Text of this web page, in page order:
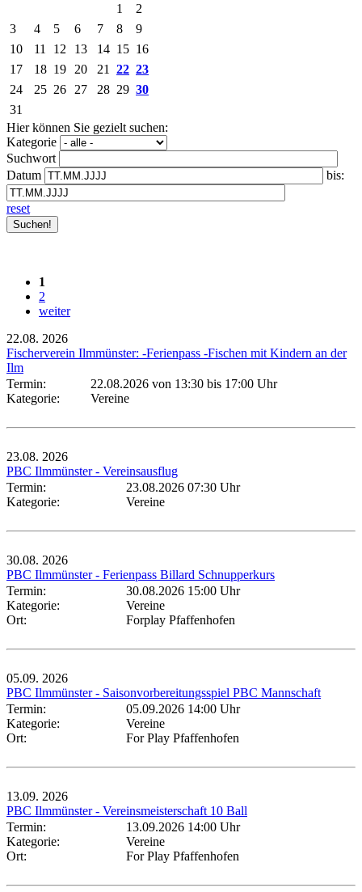
1
2
3
4 5 6 7 8
9
10
11 12 13 14 15 16
17
18 19 20 21 22 23
24
25 26 27 28 29 30
31
Hier können Sie gezielt suchen:
Kategorie
Suchwort
Datum
bis:
reset
1
2
weiter
22.08. 2026
Fischerverein Ilmmünster: -Ferienpass -Fischen mit Kindern an der
Ilm
Termin:
22.08.2026 von 13:30 bis 17:00 Uhr
Kategorie:
Vereine
23.08. 2026
PBC Ilmmünster - Vereinsausflug
Termin:
23.08.2026 07:30 Uhr
Kategorie:
Vereine
30.08. 2026
PBC Ilmmünster - Ferienpass Billard Schnupperkurs
Termin:
30.08.2026 15:00 Uhr
Kategorie:
Vereine
Ort:
Forplay Pfaffenhofen
05.09. 2026
PBC Ilmmünster - Saisonvorbereitungsspiel PBC Mannschaft
Termin:
05.09.2026 14:00 Uhr
Kategorie:
Vereine
Ort:
For Play Pfaffenhofen
13.09. 2026
PBC Ilmmünster - Vereinsmeisterschaft 10 Ball
Termin:
13.09.2026 14:00 Uhr
Kategorie:
Vereine
Ort:
For Play Pfaffenhofen